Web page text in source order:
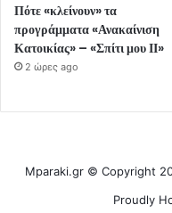
Πότε «κλείνουν» τα
προγράμματα «Ανακαίνιση
Κατοικίας» – «Σπίτι μου ΙΙ»
2 ώρες ago
Mparaki.gr © Copyright
Proudly